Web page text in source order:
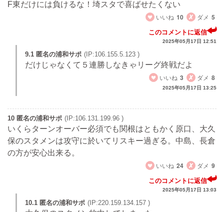
F東だけには負けるな！埼スタで喜ばせたくない
いいね 10 ダメ 5
このコメントに返信
2025年05月17日 12:51
9.1 匿名の浦和サポ (IP:106.155.5.123 )
だけじゃなくて５連勝しなきゃリーグ終戦だよ
いいね 3 ダメ 8
2025年05月17日 13:25
10 匿名の浦和サポ (IP:106.131.199.96 )
いくらターンオーバー必須でも関根はともかく原口、大久
保のスタメンは攻守に於いてリスキー過ぎる。中島、長倉
の方が安心出来る。
いいね 24 ダメ 9
このコメントに返信
2025年05月17日 13:03
10.1 匿名の浦和サポ (IP:220.159.134.157 )